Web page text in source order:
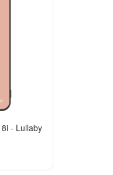
- Lullaby